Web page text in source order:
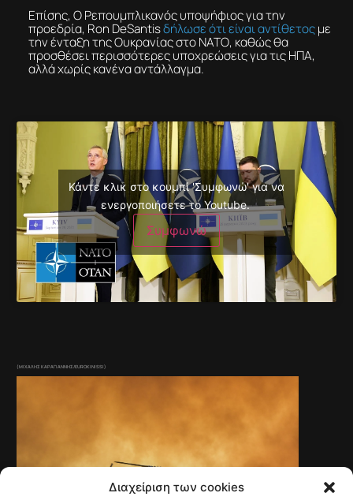
Διαχείριση των cookies
Επίσης, Ο Ρεπουμπλικανός υποψήφιος για την
προεδρία, Ron DeSantisδήλωσε ότι είναι αντίθετοςμε
την ένταξη της Ουκρανίας στο ΝΑΤΟ, καθώς θα
προσθέσει περισσότερες υποχρεώσεις για τις ΗΠΑ,
αλλά χωρίς κανένα αντάλλαγμα.
Κάντε κλικ στο κουμπί 'Συμφωνώ' για να
ενεργοποιήσετε το Youtube.
Συμφωνώ
(ΜΙΧΑΛΗΣ ΚΑΡΑΓΙΑΝΝΗΣ/EUROKINISSI)